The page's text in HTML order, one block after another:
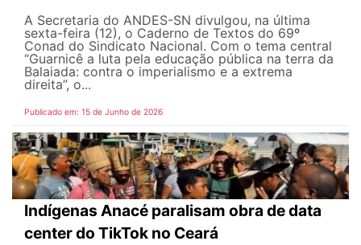
A Secretaria do ANDES-SN divulgou, na última
sexta-feira (12), o Caderno de Textos do 69º
Conad do Sindicato Nacional. Com o tema central
“Guarnicê a luta pela educação pública na terra da
Balaiada: contra o imperialismo e a extrema
direita”, o...
Publicado em: 15 de Junho de 2026
Indígenas Anacé paralisam obra de data
center do TikTok no Ceará